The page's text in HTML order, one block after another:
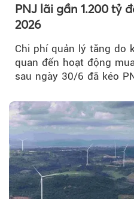
PNJ lãi gần 1.200 tỷ
2026
Chi phí quản lý tăng do
quan đến hoạt động
sau ngày 30/6 đã kéo